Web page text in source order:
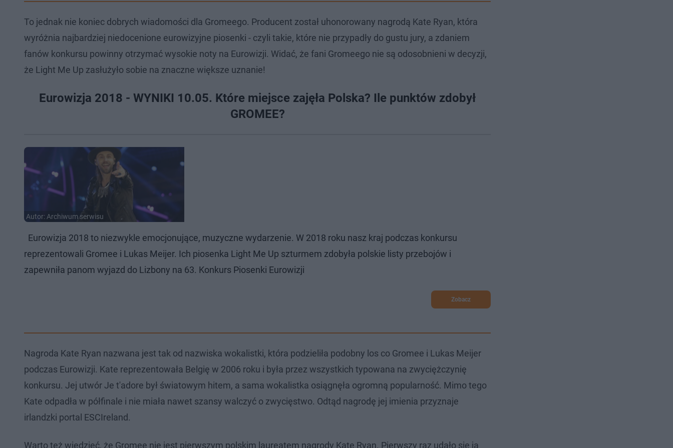
To jednak nie koniec dobrych wiadomości dla Gromeego. Producent został uhonorowany nagrodą Kate Ryan, która
wyróżnia najbardziej niedocenione eurowizyjne piosenki - czyli takie, które nie przypadły do gustu jury, a zdaniem
fanów konkursu powinny otrzymać wysokie noty na Eurowizji. Widać, że fani Gromeego nie są odosobnieni w decyzji,
że Light Me Up zasłużyło sobie na znaczne większe uznanie!
Eurowizja 2018 - WYNIKI 10.05. Które miejsce zajęła Polska? Ile punktów zdobył
GROMEE?
Autor: Archiwum serwisu
Eurowizja 2018 to niezwykle emocjonujące, muzyczne wydarzenie. W 2018 roku nasz kraj podczas konkursu
reprezentowali Gromee i Lukas Meijer. Ich piosenka Light Me Up szturmem zdobyła polskie listy przebojów i
zapewniła panom wyjazd do Lizbony na 63. Konkurs Piosenki Eurowizji
Zobacz
Nagroda Kate Ryan nazwana jest tak od nazwiska wokalistki, która podzieliła podobny los co Gromee i Lukas Meijer
podczas Eurowizji. Kate reprezentowała Belgię w 2006 roku i była przez wszystkich typowana na zwyciężczynię
konkursu. Jej utwór Je t'adore był światowym hitem, a sama wokalistka osiągnęła ogromną popularność. Mimo tego
Kate odpadła w półfinale i nie miała nawet szansy walczyć o zwycięstwo. Odtąd nagrodę jej imienia przyznaje
irlandzki portal ESCIreland.
Warto też wiedzieć, że Gromee nie jest pierwszym polskim laureatem nagrody Kate Ryan. Pierwszy raz udało się ją